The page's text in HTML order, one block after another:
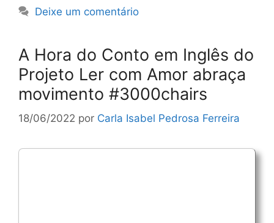
Deixe um comentário
A Hora do Conto em Inglês do
Projeto Ler com Amor abraça
movimento #3000chairs
18/06/2022 por Carla Isabel Pedrosa Ferreira